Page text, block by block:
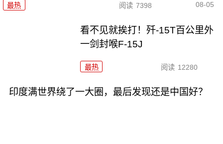
最热 阅读 7398 08-05
看不见就挨打！歼-15T百公里外
一剑封喉F-15J
最热 阅读 12280
印度满世界绕了一大圈，最后发现还是中国好？